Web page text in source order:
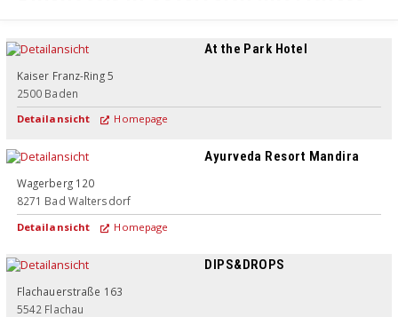
At the Park Hotel
Kaiser Franz-Ring 5
2500 Baden
Detailansicht Homepage
Superior
Ayurveda Resort Mandira
Wagerberg 120
8271 Bad Waltersdorf
Detailansicht Homepage
DIPS&DROPS
Flachauerstraße 163
5542 Flachau